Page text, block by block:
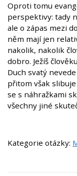
Oproti tomu
perspektivy: tady
ale o zápas mezi
něm mají jen
nakolik, nakolik
dobro. Ježíš
Duch svatý
přitom však
se s náhražkami
všechny jiné
Kategorie otázky: